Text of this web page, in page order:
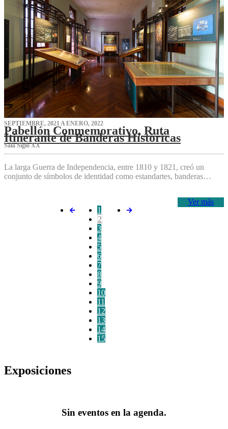
SEPTIEMBRE, 2021 A ENERO, 2022
Pabellón Conmemorativo, Ruta
Itinerante de Banderas Históricas
Sala Siglo XX
La larga Guerra de Independencia, entre 1810 y 1821, creó un
conjunto de símbolos de identidad como estandartes, banderas…
Ver más
1
2
3
4
5
6
7
8
9
10
11
12
13
14
15
Exposiciones
Sin eventos en la agenda.